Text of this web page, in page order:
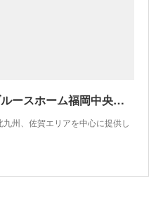
輸入住宅、注文住宅はブルースホーム福岡中央・小倉
州、佐賀エリアを中心に提供し